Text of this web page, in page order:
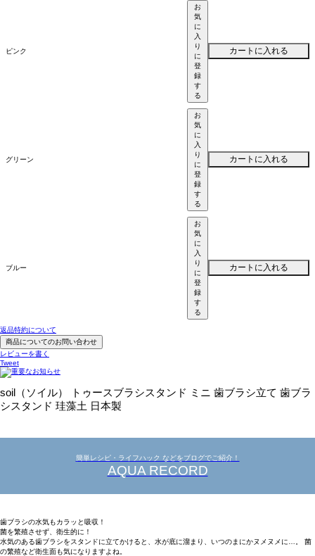
ピンク
お
気
に
入
り
に
登
録
す
る
カートに入れる
グリーン
お
気
に
入
り
に
登
録
す
る
カートに入れる
ブルー
お
気
に
入
り
に
登
録
す
る
カートに入れる
返品特約について
商品についてのお問い合わせ
レビューを書く
Tweet
soil（ソイル） トゥースブラシスタンド ミニ 歯ブラシ立て 歯ブラ
シスタンド 珪藻土 日本製
簡単レシピ・ライフハック などをブログでご紹介！
AQUA RECORD
歯ブラシの水気もカラッと吸収！
菌を繁殖させず、衛生的に！
水気のある歯ブラシをスタンドに立てかけると、水が底に溜まり、いつのまにかヌメヌメに…。 菌
の繁殖など衛生面も気になりますよね。